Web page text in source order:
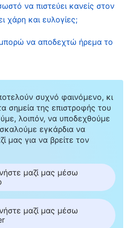
χρόνια, απαρνήθηκα τη
μου, και έχω
καθήκοντα που μου έχει
Αφού θυσίασα και
γύρισα σπίτι μου για να
για τσεκάπ στο
βρήκαν ότι είχα υψηλή
και αυξημένο ζάχαρο.
ούρων βγήκε θετική. Ο
η νεφροπάθεια είχε
και ότι, αν χειροτέρευε,
σε νεφρική
να πιστεύει κανείς στον
χάρη και ευλογίες;
να αποδεχτώ ήρεμα το
συχνό φαινόμενο, κι
σημεία της επιστροφής του
λοιπόν, να υποδεχθούμε
εγκάρδια να
μας για να βρείτε τον
μαζί μας μέσω
μαζί μας μέσω